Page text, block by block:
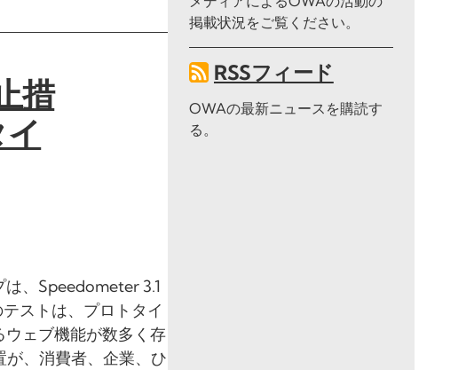
措
、Speedometer 3.1
ストは、プロトタイ
ェブ機能が数多く存
、消費者、企業、ひ
掲載状況をご覧ください。
RSSフィード
OWAの最新ニュースを購読す
る。